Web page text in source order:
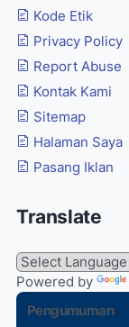
Kode Etik
Privacy Policy
Report Abuse
Kontak Kami
Sitemap
Halaman Saya
Pasang Iklan
Translate
Powered by
Pengumuman